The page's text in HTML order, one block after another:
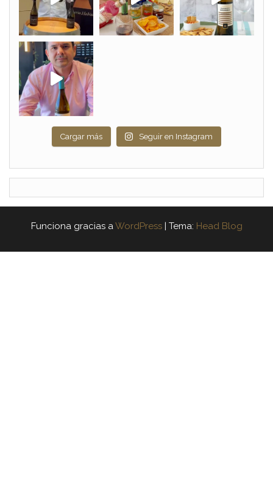
Cargar más Seguir en Instagram
Funciona gracias aWordPress | Tema: Head Blog